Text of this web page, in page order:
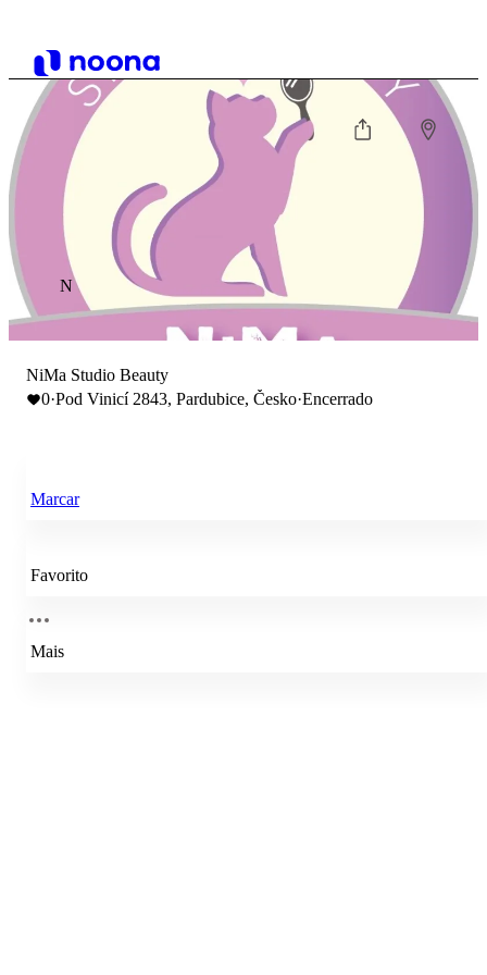
N
NiMa Studio Beauty
0·Pod Vinicí 2843, Pardubice, Česko·Encerrado
Marcar
Favorito
Mais